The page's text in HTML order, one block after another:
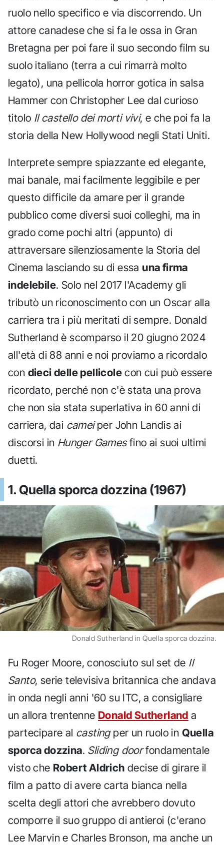
ruolo nello specifico e via discorrendo. Un
attore canadese che si fa le ossa in Gran
Bretagna per poi fare il suo secondo film su
suolo italiano (terra a cui rimarrà molto
legato), una pellicola horror gotica in salsa
Hammer con Christopher Lee dal curioso
titolo Il castello dei morti vivi, e che poi fa la
storia della New Hollywood negli Stati Uniti.
Interprete sempre spiazzante ed elegante,
mai banale, mai facilmente leggibile e per
questo difficile da amare per il grande
pubblico come diversi suoi colleghi, ma in
grado come pochi altri (appunto) di
attraversare silenziosamente la Storia del
Cinema lasciando su di essa una firma
indelebile. Solo nel 2017 l'Academy gli
tributò un riconoscimento con un Oscar alla
carriera tra i più meritati di sempre. Donald
Sutherland è scomparso il 20 giugno 2024
all'età di 88 anni e noi proviamo a ricordalo
con dieci delle pellicole con cui può essere
ricordato, perché non c'è stata una prova
che non sia stata superlativa in 60 anni di
carriera, dai cameiper John Landis ai
discorsi in Hunger Gamesfino ai suoi ultimi
duetti.
1. Quella sporca dozzina (1967)
Donald Sutherland in Quella sporca dozzina.
Fu Roger Moore, conosciuto sul set de Il
Santo, serie televisiva britannica che andava
in onda negli anni '60 su ITC, a consigliare
un allora trentenne Donald Sutherland a
partecipare al castingper un ruolo in Quella
sporca dozzina. Sliding doorfondamentale
visto che Robert Aldrich decise di girare il
film a patto di avere carta bianca nella
scelta degli attori che avrebbero dovuto
comporre il suo gruppo di antieroi (c'erano
Lee Marvin e Charles Bronson, ma anche un